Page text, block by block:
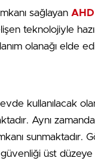
sağlayan
teknolojiyle
olanağı elde
kullanılacak
Aynı
sunmaktadır.
üst düzeye